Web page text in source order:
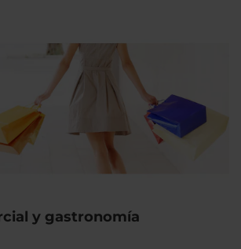
y gastronomía